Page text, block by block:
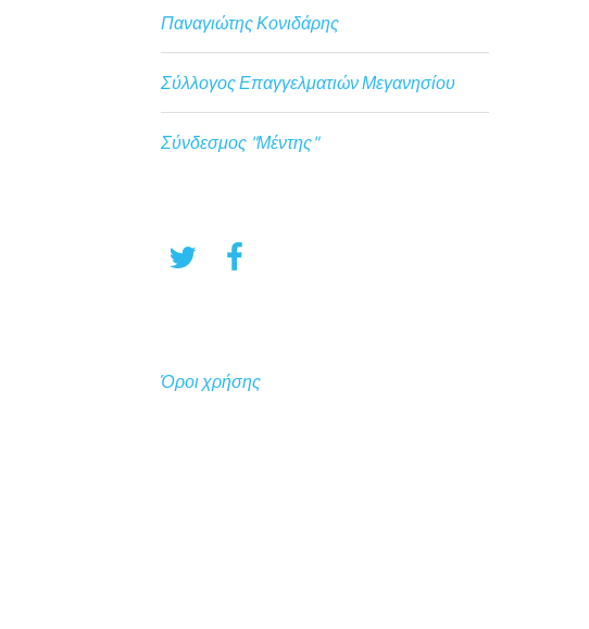
Παναγιώτης Κονιδάρης
Σύλλογος Επαγγελματιών Μεγανησίου
Σύνδεσμος "Μέντης"
Όροι χρήσης